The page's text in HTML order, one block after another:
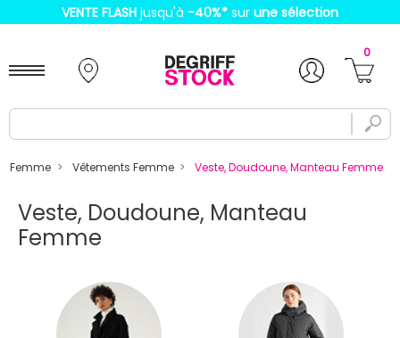
VENTE FLASH jusqu'à -40%* sur une sélection
0
Femme Vêtements Femme Veste, Doudoune, Manteau Femme
Veste, Doudoune, Manteau
Femme